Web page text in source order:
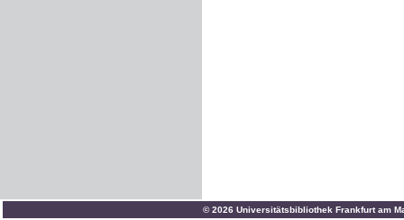
© 2026 Universitätsbibliothek Frankfurt am